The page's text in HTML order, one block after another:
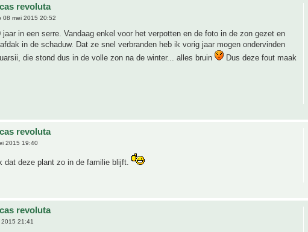
revoluta
08 mei 2015 20:52
jaar in een serre. Vandaag enkel voor het verpotten en de foto in de zon gezet en
in de schaduw. Dat ze snel verbranden heb ik vorig jaar mogen ondervinden
die stond dus in de volle zon na de winter... alles bruin
Dus deze fout maak
revoluta
2015 19:40
dat deze plant zo in de familie blijft.
revoluta
21:41